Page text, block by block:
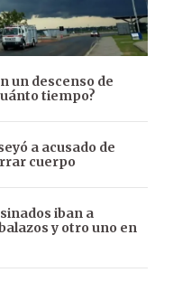
un descenso de
tiempo?
a acusado de
cuerpo
iban a
y otro uno en